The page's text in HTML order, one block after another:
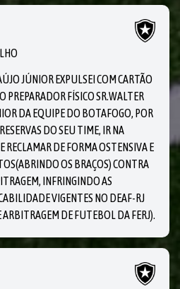
JÚNIOR EXPULSEI COM CARTÃO
PREPARADOR FÍSICO SR.WALTER
DA EQUIPE DO BOTAFOGO, POR
DO SEU TIME, IR NA
RECLAMAR DE FORMA OSTENSIVA E
OS BRAÇOS) CONTRA
INFRINGINDO AS
VIGENTES NO DEAF-RJ
DE FUTEBOL DA FERJ).